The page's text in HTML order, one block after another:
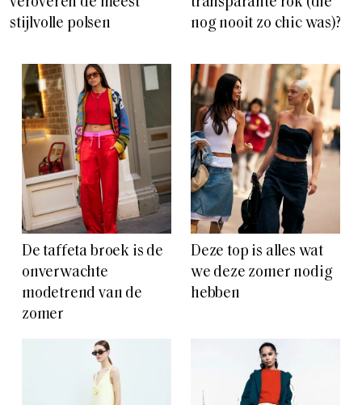
stijlvolle polsen
nog nooit zo chic was)?
De taffeta broek is de
onverwachte
modetrend van de
zomer
Deze top is alles wat
we deze zomer nodig
hebben